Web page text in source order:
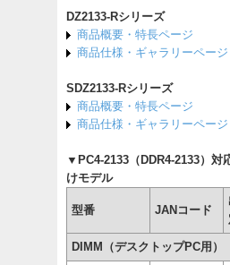
DZ2133-Rシリーズ
商品概要・特長ページ
商品仕様・ギャラリーページ
SDZ2133-Rシリーズ
商品概要・特長ページ
商品仕様・ギャラリーページ
▼PC4-2133（DDR4-2133）対
けモデル
型番 JANコード
DIMM（デスクトップPC用）